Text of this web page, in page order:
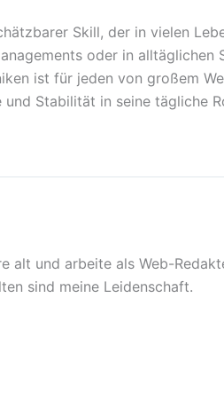
Skill, der in vielen
oder in alltäglichen
ist für jeden von großem
und Stabilität in seine tägliche
alt und arbeite als Web-
sind meine Leidenschaft.